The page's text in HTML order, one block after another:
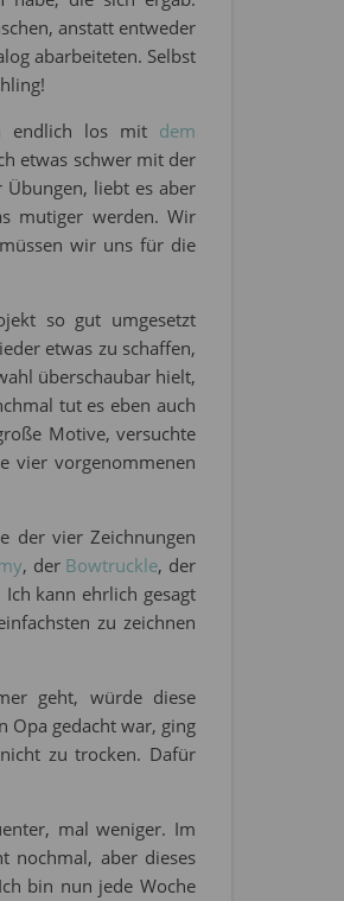
anstatt entweder
abarbeiteten. Selbst
endlich los mit dem
etwas schwer mit der
liebt es aber
mutiger werden. Wir
wir uns für die
so gut umgesetzt
etwas zu schaffen,
überschaubar hielt,
tut es eben auch
Motive, versuchte
vier vorgenommenen
der vier Zeichnungen
, der Bowtruckle, der
kann ehrlich gesagt
zu zeichnen
geht, würde diese
Opa gedacht war, ging
zu trocken. Dafür
mal weniger. Im
nochmal, aber dieses
bin nun jede Woche